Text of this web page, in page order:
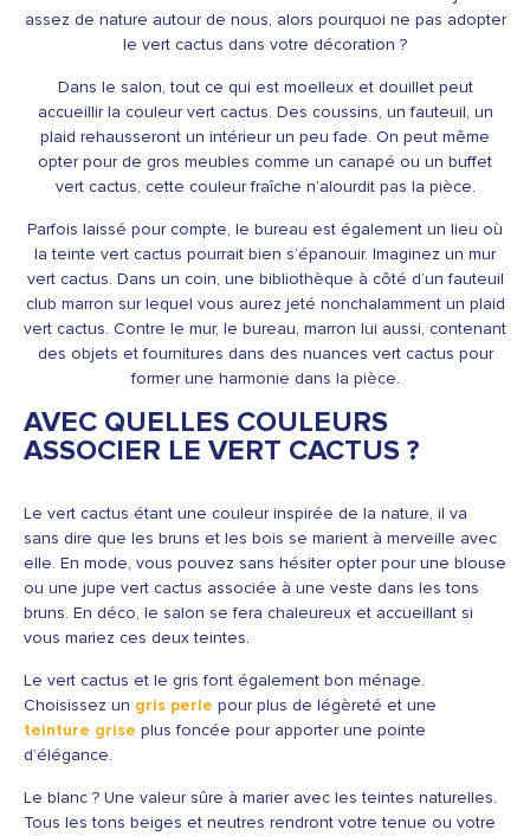
assez de nature autour de nous, alors pourquoi ne pas adopter
le vert cactus dans votre décoration ?
Dans le salon, tout ce qui est moelleux et douillet peut
accueillir la couleur vert cactus. Des coussins, un fauteuil, un
plaid rehausseront un intérieur un peu fade. On peut même
opter pour de gros meubles comme un canapé ou un buffet
vert cactus, cette couleur fraîche n’alourdit pas la pièce.
Parfois laissé pour compte, le bureau est également un lieu où
la teinte vert cactus pourrait bien s’épanouir. Imaginez un mur
vert cactus. Dans un coin, une bibliothèque à côté d’un fauteuil
club marron sur lequel vous aurez jeté nonchalamment un plaid
vert cactus. Contre le mur, le bureau, marron lui aussi, contenant
des objets et fournitures dans des nuances vert cactus pour
former une harmonie dans la pièce.
AVEC QUELLES COULEURS
ASSOCIER LE VERT CACTUS ?
Le vert cactus étant une couleur inspirée de la nature, il va
sans dire que les bruns et les bois se marient à merveille avec
elle. En mode, vous pouvez sans hésiter opter pour une blouse
ou une jupe vert cactus associée à une veste dans les tons
bruns. En déco, le salon se fera chaleureux et accueillant si
vous mariez ces deux teintes.
Le vert cactus et le gris font également bon ménage.
Choisissez un gris perle pour plus de légèreté et une
teinture grise plus foncée pour apporter une pointe
d’élégance.
Le blanc ? Une valeur sûre à marier avec les teintes naturelles.
Tous les tons beiges et neutres rendront votre tenue ou votre